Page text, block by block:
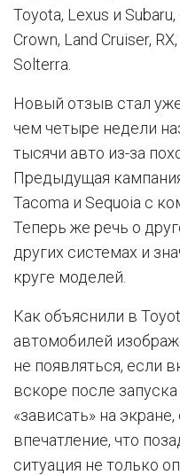
Toyota, Lexus и
Crown, Land Cruiser,
Solterra.
Новый отзыв стал
чем четыре недели
тысячи авто из-за
Предыдущая
Tacoma и Sequoia с
Теперь же речь о
других системах и
круге моделей.
Как объяснили в
автомобилей
не появляться, если
вскоре после
«зависать» на
впечатление, что
ситуация не только